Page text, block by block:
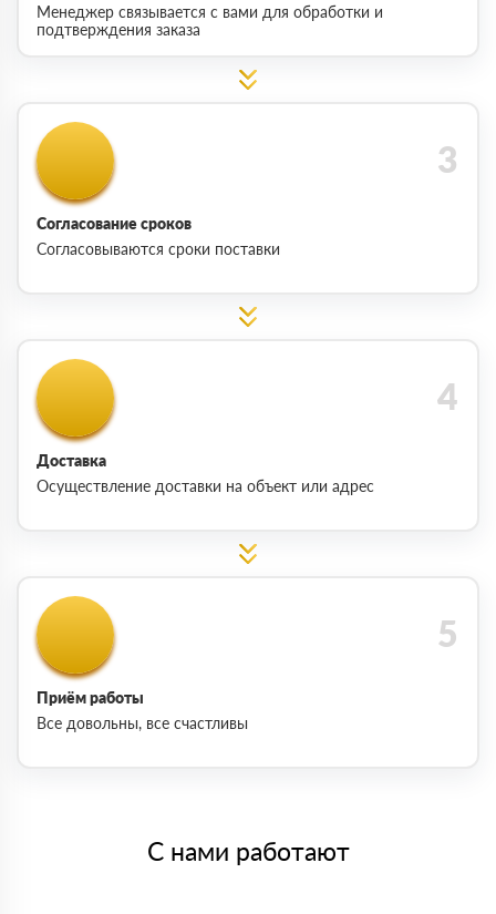
Менеджер связывается с вами для обработки и
подтверждения заказа
Согласование сроков
Согласовываются сроки поставки
Доставка
Осуществление доставки на объект или адрес
Приём работы
Все довольны, все счастливы
С нами работают